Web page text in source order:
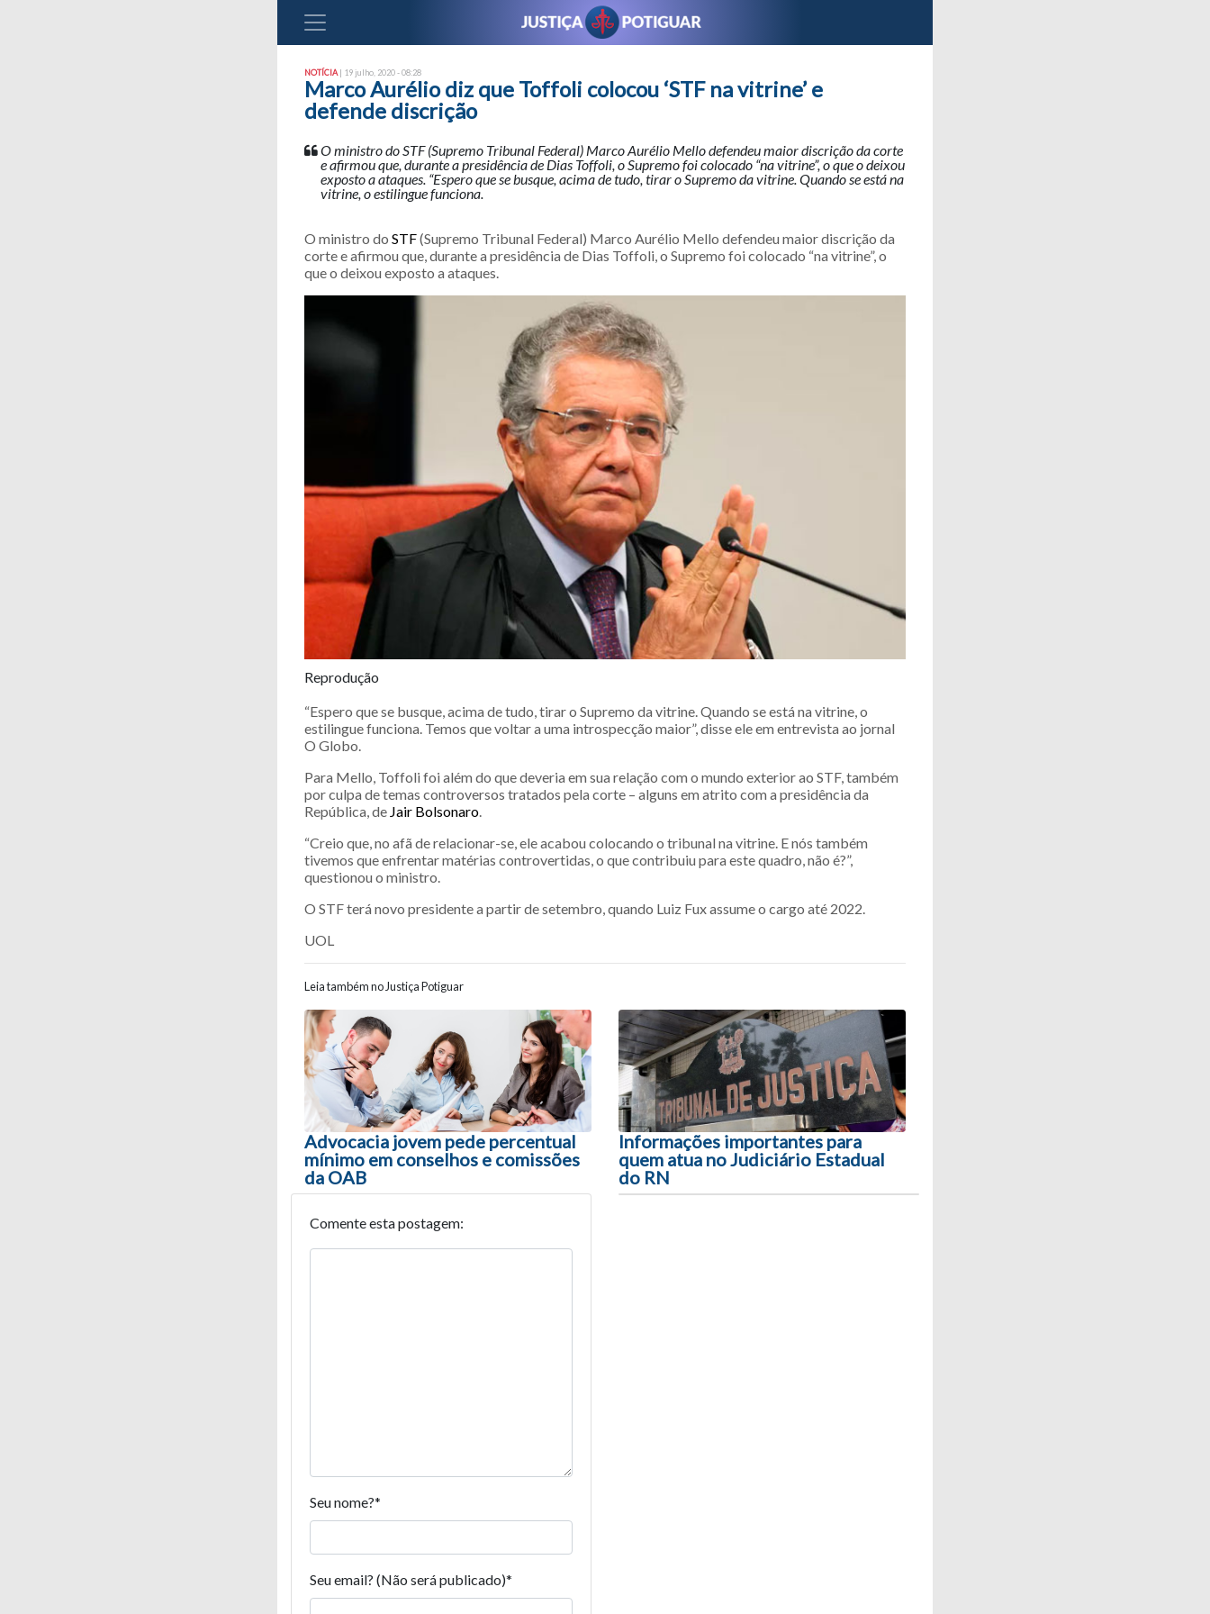
NOTÍCIA | 19 julho, 2020 - 08:28
Marco Aurélio diz que Toffoli colocou ‘STF na vitrine’ e
defende discrição
O ministro do STF (Supremo Tribunal Federal) Marco Aurélio Mello defendeu maior discrição da corte
e afirmou que, durante a presidência de Dias Toffoli, o Supremo foi colocado “na vitrine”, o que o deixou
exposto a ataques. “Espero que se busque, acima de tudo, tirar o Supremo da vitrine. Quando se está na
vitrine, o estilingue funciona.
O ministro do STF(Supremo Tribunal Federal) Marco Aurélio Mello defendeu maior discrição da
corte e afirmou que, durante a presidência de Dias Toffoli, o Supremo foi colocado “na vitrine”, o
que o deixou exposto a ataques.
Reprodução
“Espero que se busque, acima de tudo, tirar o Supremo da vitrine. Quando se está na vitrine, o
estilingue funciona. Temos que voltar a uma introspecção maior”, disse ele em entrevista ao jornal
O Globo.
Para Mello, Toffoli foi além do que deveria em sua relação com o mundo exterior ao STF, também
por culpa de temas controversos tratados pela corte – alguns em atrito com a presidência da
República, de Jair Bolsonaro
“Creio que, no afã de relacionar-se, ele acabou colocando o tribunal na vitrine. E nós também
tivemos que enfrentar matérias controvertidas, o que contribuiu para este quadro, não é?”,
questionou o ministro.
O STF terá novo presidente a partir de setembro, quando Luiz Fux assume o cargo até 2022.
UOL
Leia também no Justiça Potiguar
Navegação entre posts
Advocacia jovem pede percentual
mínimo em conselhos e comissões
da OAB
Informações importantes para
quem atua no Judiciário Estadual
do RN
Comente esta postagem:
Seu nome?*
Seu email? (Não será publicado)*